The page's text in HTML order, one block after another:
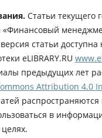
Статьи текущего
«Финансовый
статьи доступна
eLIBRARY.RU
предыдущих лет
Attribution 4.0
в